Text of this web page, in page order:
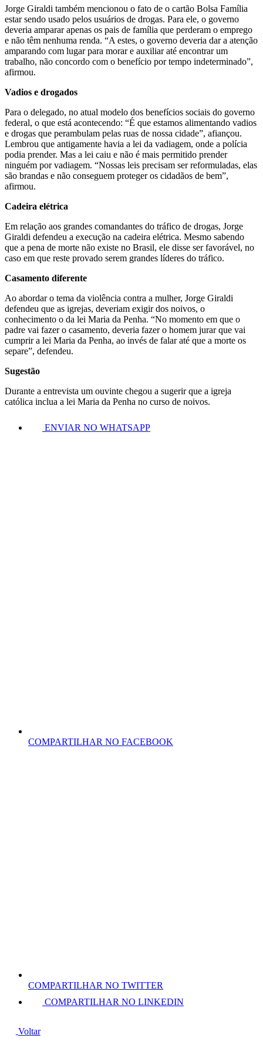
Jorge Giraldi também mencionou o fato de o cartão Bolsa Família
estar sendo usado pelos usuários de drogas. Para ele, o governo
deveria amparar apenas os pais de família que perderam o emprego
e não têm nenhuma renda. “A estes, o governo deveria dar a atenção
amparando com lugar para morar e auxiliar até encontrar um
trabalho, não concordo com o benefício por tempo indeterminado”,
afirmou.
Vadios e drogados
Para o delegado, no atual modelo dos benefícios sociais do governo
federal, o que está acontecendo: “É que estamos alimentando vadios
e drogas que perambulam pelas ruas de nossa cidade”, afiançou.
Lembrou que antigamente havia a lei da vadiagem, onde a polícia
podia prender. Mas a lei caiu e não é mais permitido prender
ninguém por vadiagem. “Nossas leis precisam ser reformuladas, elas
são brandas e não conseguem proteger os cidadãos de bem”,
afirmou.
Cadeira elétrica
Em relação aos grandes comandantes do tráfico de drogas, Jorge
Giraldi defendeu a execução na cadeira elétrica. Mesmo sabendo
que a pena de morte não existe no Brasil, ele disse ser favorável, no
caso em que reste provado serem grandes líderes do tráfico.
Casamento diferente
Ao abordar o tema da violência contra a mulher, Jorge Giraldi
defendeu que as igrejas, deveriam exigir dos noivos, o
conhecimento o da lei Maria da Penha. “No momento em que o
padre vai fazer o casamento, deveria fazer o homem jurar que vai
cumprir a lei Maria da Penha, ao invés de falar até que a morte os
separe”, defendeu.
Sugestão
Durante a entrevista um ouvinte chegou a sugerir que a igreja
católica inclua a lei Maria da Penha no curso de noivos.
ENVIAR NO WHATSAPP
COMPARTILHAR NO FACEBOOK
COMPARTILHAR NO TWITTER
COMPARTILHAR NO LINKEDIN
Voltar